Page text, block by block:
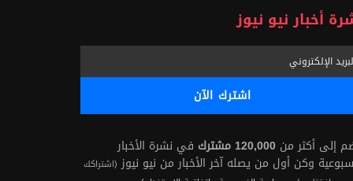
أخبار نيو نيوز
إلى أكثر من 120,000 مشترك
في نشرة الأخبار
وكن أول من يصله آخر الأخبار من نيو نيوز (اشتراكك